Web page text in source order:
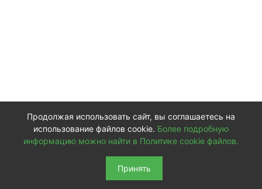
Продолжая использовать сайт, вы соглашаетесь на
использование файлов cookie. Более подробную
информацию можно найти в Политике cookie файлов.
Принять